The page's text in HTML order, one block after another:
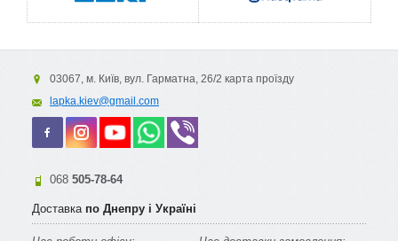
Зміна розміру малюнка
Збільшення/зменшення
Транспонування (вертикальне/горизонтальне)
03067, м. Київ, вул. Гарматна, 26/2 карта проїзду
lapka.kiev@gmail.com
068 505-78-64
Доставка по Днепру і Україні